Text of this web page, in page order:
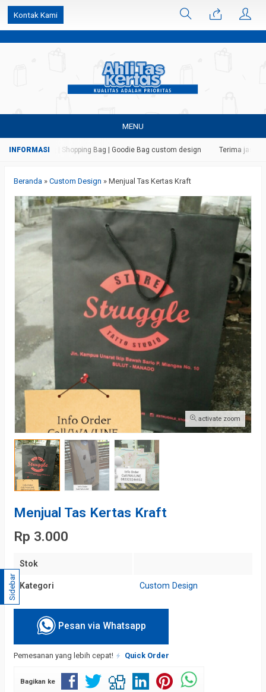
k6Ghe9jF9rmtx91MrSV7BIpW27id0SMW1kLEoe8rM2U
Kontak Kami
MENU
| Paper Bag | Shopping Bag | Goodie Bag custom design Terima jasa
Beranda » Custom Design » Menjual Tas Kertas Kraft
activate zoom
Menjual Tas Kertas Kraft
Rp 3.000
Stok
Kategori Custom Design
Pesan via Whatsapp
Pemesanan yang lebih cepat! Quick Order
Bagikan ke
Sidebar